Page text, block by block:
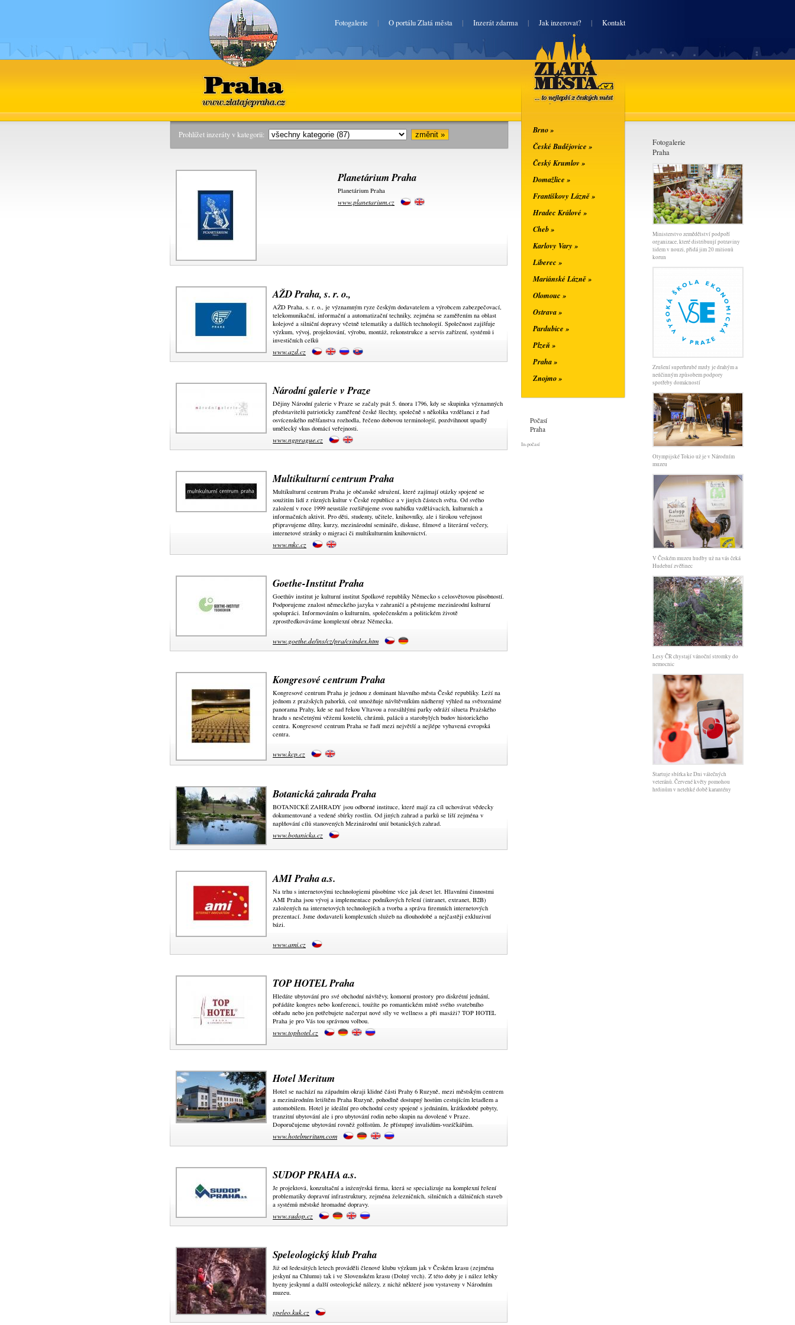
Fotogalerie | O portálu Zlatá města | Inzerát zdarma | Jak inzerovat? | Kontakt
Praha
www.zlatajepraha.cz
Prohlížet inzeráty v kategorii:
Planetárium Praha
Planetárium Praha
www.planetarium.cz
AŽD Praha, s. r. o.,
AŽD Praha, s. r. o., je významným ryze českým dodavatelem a výrobcem zabezpečovací,
telekomunikační, informační a automatizační techniky, zejména se zaměřením na oblast
kolejové a silniční dopravy včetně telematiky a dalších technologií. Společnost zajišťuje
výzkum, vývoj, projektování, výrobu, montáž, rekonstrukce a servis zařízení, systémů i
investičních celků
www.azd.cz
Národní galerie v Praze
Dějiny Národní galerie v Praze se začaly psát 5. února 1796, kdy se skupinka významných
představitelů patrioticky zaměřené české šlechty, společně s několika vzdělanci z řad
osvícenského měšťanstva rozhodla, řečeno dobovou terminologií, pozdvihnout upadlý
umělecký vkus domácí veřejnosti.
www.ngprague.cz
Multikulturní centrum Praha
Multikulturní centrum Praha je občanské sdružení, které zajímají otázky spojené se
soužitím lidí z různých kultur v České republice a v jiných částech světa. Od svého
založení v roce 1999 neustále rozšiřujeme svou nabídku vzdělávacích, kulturních a
informačních aktivit. Pro děti, studenty, učitele, knihovníky, ale i širokou veřejnost
připravujeme dílny, kurzy, mezinárodní semináře, diskuse, filmové a literární večery,
internetové stránky o migraci či multikulturním knihovnictví.
www.mkc.cz
Goethe-Institut Praha
Goethův institut je kulturní institut Spolkové republiky Německo s celosvětovou působností.
Podporujeme znalost německého jazyka v zahraničí a pěstujeme mezinárodní kulturní
spolupráci. Informováním o kulturním, společenském a politickém životě
zprostředkováváme komplexní obraz Německa.
www.goethe.de/ins/cz/pra/csindex.htm
Kongresové centrum Praha
Kongresové centrum Praha je jednou z dominant hlavního města České republiky. Leží na
jednom z pražských pahorků, což umožňuje návštěvníkům nádherný výhled na světoznámé
panorama Prahy, kde se nad řekou Vltavou a rozsáhlými parky odráží silueta Pražského
hradu s nesčetnými věžemi kostelů, chrámů, paláců a starobylých budov historického
centra. Kongresové centrum Praha se řadí mezi největší a nejlépe vybavená evropská
centra.
www.kcp.cz
Botanická zahrada Praha
BOTANICKÉ ZAHRADY jsou odborné instituce, které mají za cíl uchovávat vědecky
dokumentované a vedené sbírky rostlin. Od jiných zahrad a parků se liší zejména v
naplňování cílů stanovených Mezinárodní unií botanických zahrad.
www.botanicka.cz
AMI Praha a.s.
Na trhu s internetovými technologiemi působíme více jak deset let. Hlavními činnostmi
AMI Praha jsou vývoj a implementace podnikových řešení (intranet, extranet, B2B)
založených na internetových technologiích a tvorba a správa firemních internetových
prezentací. Jsme dodavateli komplexních služeb na dlouhodobé a nejčastěji exkluzivní
bázi.
www.ami.cz
TOP HOTEL Praha
Hledáte ubytování pro své obchodní návštěvy, komorní prostory pro diskrétní jednání,
pořádáte kongres nebo konferenci, toužíte po romantickém místě svého svatebního
obřadu nebo jen potřebujete načerpat nové síly ve wellness a při masáži? TOP HOTEL
Praha je pro Vás tou správnou volbou.
www.tophotel.cz
Hotel Meritum
Hotel se nachází na západním okraji klidné části Prahy 6 Ruzyně, mezi městským centrem
a mezinárodním letištěm Praha Ruzyně, pohodlně dostupný hostům cestujícím letadlem a
automobilem. Hotel je ideální pro obchodní cesty spojené s jednáním, krátkodobé pobyty,
tranzitní ubytování ale i pro ubytování rodin nebo skupin na dovolené v Praze.
Doporučujeme ubytování rovněž golfistům. Je přístupný invalidům-vozíčkářům.
www.hotelmeritum.com
SUDOP PRAHA a.s.
Je projektová, konzultační a inženýrská firma, která se specializuje na komplexní řešení
problematiky dopravní infrastruktury, zejména železničních, silničních a dálničních staveb
a systémů městské hromadné dopravy.
www.sudop.cz
Speleologický klub Praha
Již od šedesátých letech prováděli členové klubu výzkum jak v Českém krasu (zejména
jeskyní na Chlumu) tak i ve Slovenském krasu (Dolný vrch). Z této doby je i nález lebky
hyeny jeskynní a další osteologické nálezy, z nichž některé jsou vystaveny v Národním
muzeu.
speleo.kuk.cz
Fotogalerie
Praha
Ministerstvo zemědělství podpoří
organizace, které distribuují potraviny
lidem v nouzi, přidá jim 20 milionů
korun
Zrušení superhrubé mzdy je drahým a
neúčinným způsobem podpory
spotřeby domácností
Olympijské Tokio už je v Národním
muzeu
V Českém muzeu hudby už na vás čeká
Hudební zvěřinec
Lesy ČR chystají vánoční stromky do
nemocnic
Startuje sbírka ke Dni válečných
veteránů. Červené květy pomohou
hrdinům v nelehké době karantény
Zlatá města
... to nejlepší z
českých měst
Brno »
České Budějovice »
Český Krumlov »
Domažlice »
Františkovy Lázně »
Hradec Králové »
Cheb »
Karlovy Vary »
Liberec »
Mariánské Lázně »
Olomouc »
Ostrava »
Pardubice »
Plzeň »
Praha »
Znojmo »
Počasí
Praha
In-počasí